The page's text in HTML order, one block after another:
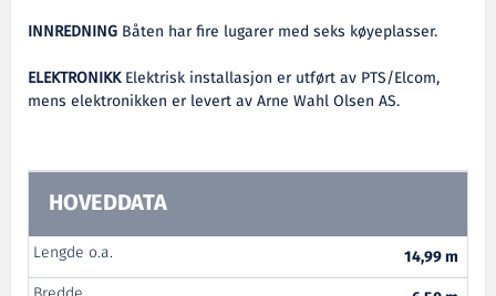
INNREDNING Båten har fire lugarer med seks køyeplasser.
ELEKTRONIKKElektrisk installasjon er utført av PTS/Elcom,
mens elektronikken er levert av Arne Wahl Olsen AS.
HOVEDDATA
Lengde o.a.
14,99 m